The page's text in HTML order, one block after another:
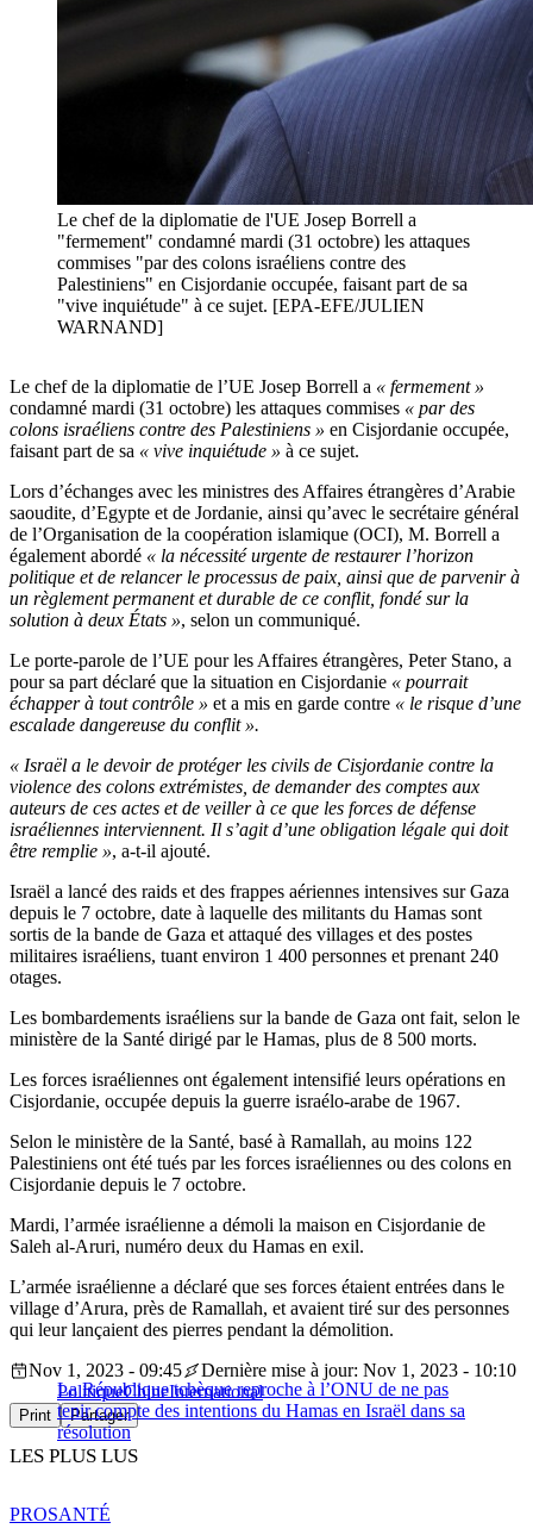
Le chef de la diplomatie de l'UE Josep Borrell a
"fermement" condamné mardi (31 octobre) les attaques
commises "par des colons israéliens contre des
Palestiniens" en Cisjordanie occupée, faisant part de sa
"vive inquiétude" à ce sujet. [EPA-EFE/JULIEN
WARNAND]
Le chef de la diplomatie de l’UE Josep Borrell a « fermement »
condamné mardi (31 octobre) les attaques commises « par des
colons israéliens contre des Palestiniens » en Cisjordanie occupée,
faisant part de sa « vive inquiétude » à ce sujet.
Lors d’échanges avec les ministres des Affaires étrangères d’Arabie
saoudite, d’Egypte et de Jordanie, ainsi qu’avec le secrétaire général
de l’Organisation de la coopération islamique (OCI), M. Borrell a
également abordé « la nécessité urgente de restaurer l’horizon
politique et de relancer le processus de paix, ainsi que de parvenir à
un règlement permanent et durable de ce conflit, fondé sur la
solution à deux États », selon un communiqué.
Le porte-parole de l’UE pour les Affaires étrangères, Peter Stano, a
pour sa part déclaré que la situation en Cisjordanie « pourrait
échapper à tout contrôle » et a mis en garde contre « le risque d’une
escalade dangereuse du conflit ».
« Israël a le devoir de protéger les civils de Cisjordanie contre la
violence des colons extrémistes, de demander des comptes aux
auteurs de ces actes et de veiller à ce que les forces de défense
israéliennes interviennent. Il s’agit d’une obligation légale qui doit
être remplie », a-t-il ajouté.
Israël a lancé des raids et des frappes aériennes intensives sur Gaza
depuis le 7 octobre, date à laquelle des militants du Hamas sont
sortis de la bande de Gaza et attaqué des villages et des postes
militaires israéliens, tuant environ 1 400 personnes et prenant 240
otages.
Les bombardements israéliens sur la bande de Gaza ont fait, selon le
ministère de la Santé dirigé par le Hamas, plus de 8 500 morts.
Les forces israéliennes ont également intensifié leurs opérations en
Cisjordanie, occupée depuis la guerre israélo-arabe de 1967.
Selon le ministère de la Santé, basé à Ramallah, au moins 122
Palestiniens ont été tués par les forces israéliennes ou des colons en
Cisjordanie depuis le 7 octobre.
Mardi, l’armée israélienne a démoli la maison en Cisjordanie de
Saleh al-Aruri, numéro deux du Hamas en exil.
L’armée israélienne a déclaré que ses forces étaient entrées dans le
village d’Arura, près de Ramallah, et avaient tiré sur des personnes
qui leur lançaient des pierres pendant la démolition.
La République tchèque reproche à l’ONU de ne pas
tenir compte des intentions du Hamas en Israël dans sa
résolution
Nov 1, 2023 - 09:45
Dernière mise à jour: Nov 1, 2023 - 10:10
PolitiqueChineInternational
Print Partager
LES PLUS LUS
PROSANTÉ